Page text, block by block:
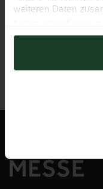
weiteren Daten
gesammelt haben.